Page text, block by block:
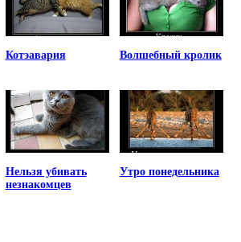
Котэавария Волшебный кролик
Нельзя убивать
незнакомцев
Утро понедельника